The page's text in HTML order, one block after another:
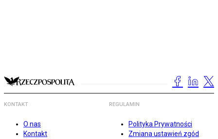
KONTAKT
O nas
Kontakt
REGULAMIN
Polityka Prywatności
Zmiana ustawień zgód